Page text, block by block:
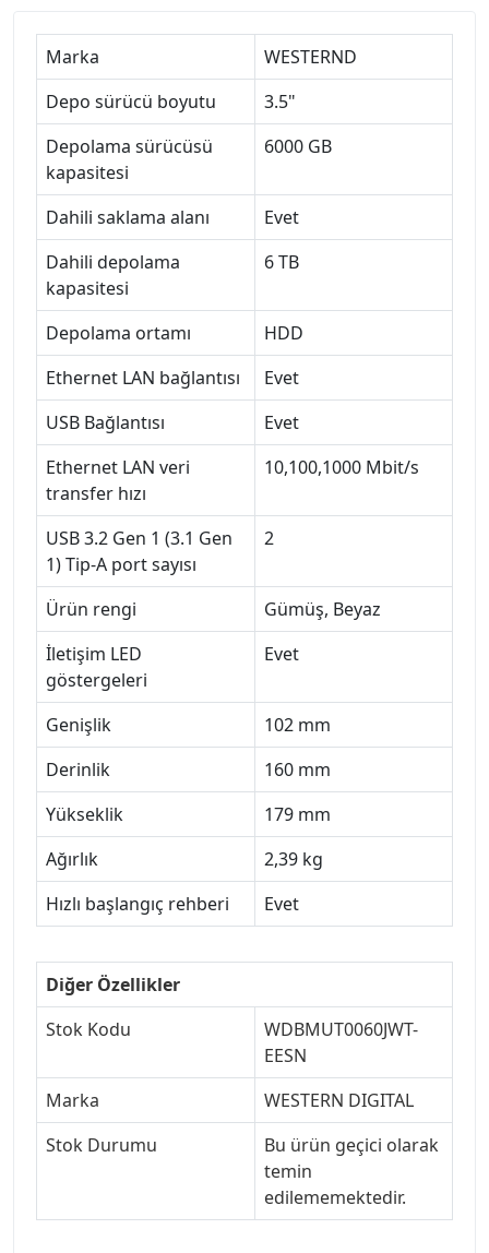
Marka
WESTERND
Depo sürücü boyutu
3.5"
Depolama sürücüsü
kapasitesi
6000 GB
Dahili saklama alanı
Evet
Dahili depolama
kapasitesi
6 TB
Depolama ortamı
HDD
Ethernet LAN bağlantısı
Evet
USB Bağlantısı
Evet
Ethernet LAN veri
transfer hızı
10,100,1000 Mbit/s
USB 3.2 Gen 1 (3.1 Gen
1) Tip-A port sayısı
2
Ürün rengi
Gümüş, Beyaz
İletişim LED
göstergeleri
Evet
Genişlik
102 mm
Derinlik
160 mm
Yükseklik
179 mm
Ağırlık
2,39 kg
Hızlı başlangıç rehberi
Evet
Diğer Özellikler
Stok Kodu
WDBMUT0060JWT-
EESN
Marka
WESTERN DIGITAL
Stok Durumu
Bu ürün geçici olarak
temin
edilememektedir.